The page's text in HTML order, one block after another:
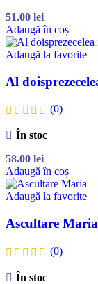
51.00 lei
Adaugă în coș
Adaugă la favorite
Al
(0)
În stoc
58.00 lei
Adaugă în coș
Adaugă la favorite
Ascultare
(0)
În stoc